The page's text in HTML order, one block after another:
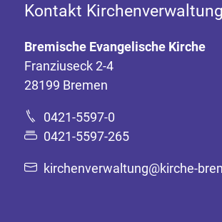
Kontakt Kirchenverwaltung
Bremische Evangelische Kirche
Franziuseck 2-4
28199 Bremen
0421-5597-0
0421-5597-265
kirchenverwaltung@kirche-